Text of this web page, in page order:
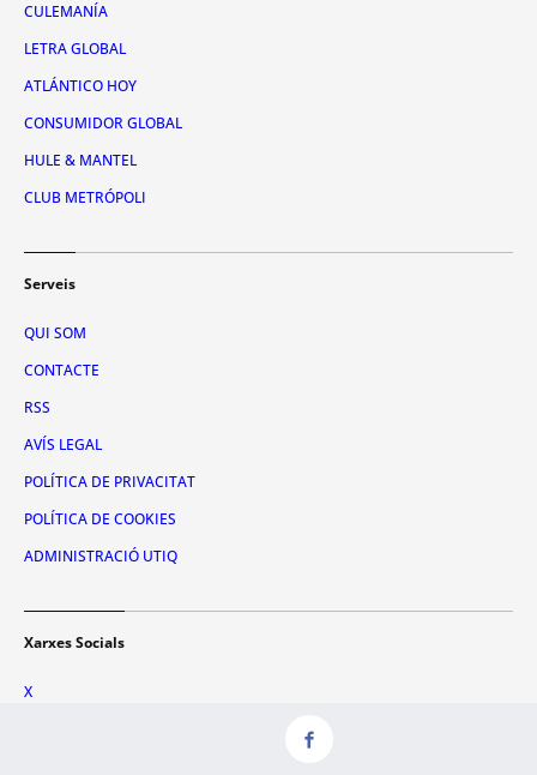
CULEMANÍA
LETRA GLOBAL
ATLÁNTICO HOY
CONSUMIDOR GLOBAL
HULE & MANTEL
CLUB METRÓPOLI
Serveis
QUI SOM
CONTACTE
RSS
AVÍS LEGAL
POLÍTICA DE PRIVACITAT
POLÍTICA DE COOKIES
ADMINISTRACIÓ UTIQ
Xarxes Socials
X